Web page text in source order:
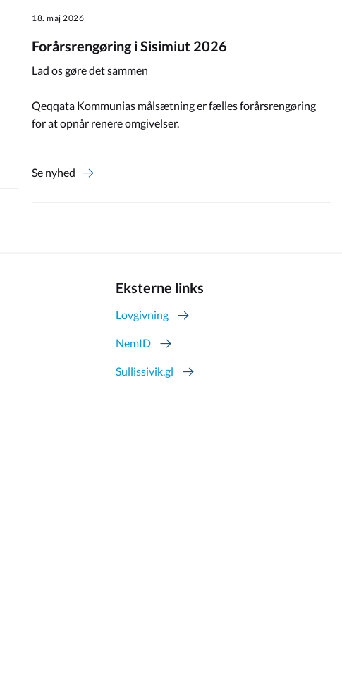
18. maj 2026
Forårsrengøring i Sisimiut 2026
Lad os gøre det sammen
Qeqqata Kommunias målsætning er fælles forårsrengøring
for at opnår renere omgivelser.
Se nyhed
Eksterne links
Lovgivning
NemID
Sullissivik.gl